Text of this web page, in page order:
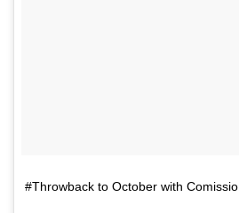
#Throwback to October with